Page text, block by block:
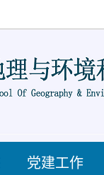
党建工作